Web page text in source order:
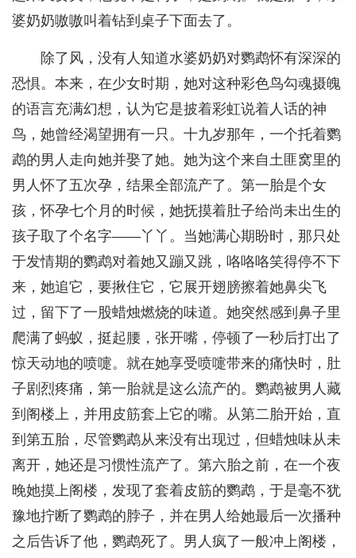
婆奶奶嗷嗷叫着钻到桌子下面去了。
除了风，没有人知道水婆奶奶对鹦鹉怀有深深的
恐惧。本来，在少女时期，她对这种彩色鸟勾魂摄魄
的语言充满幻想，认为它是披着彩虹说着人话的神
鸟，她曾经渴望拥有一只。十九岁那年，一个托着鹦
鹉的男人走向她并娶了她。她为这个来自土匪窝里的
男人怀了五次孕，结果全部流产了。第一胎是个女
孩，怀孕七个月的时候，她抚摸着肚子给尚未出生的
孩子取了个名字——丫丫。当她满心期盼时，那只处
于发情期的鹦鹉对着她又蹦又跳，咯咯咯笑得停不下
来，她追它，要揪住它，它展开翅膀擦着她鼻尖飞
过，留下了一股蜡烛燃烧的味道。她突然感到鼻子里
爬满了蚂蚁，挺起腰，张开嘴，停顿了一秒后打出了
惊天动地的喷嚏。就在她享受喷嚏带来的痛快时，肚
子剧烈疼痛，第一胎就是这么流产的。鹦鹉被男人藏
到阁楼上，并用皮筋套上它的嘴。从第二胎开始，直
到第五胎，尽管鹦鹉从来没有出现过，但蜡烛味从未
离开，她还是习惯性流产了。第六胎之前，在一个夜
晚她摸上阁楼，发现了套着皮筋的鹦鹉，于是毫不犹
豫地拧断了鹦鹉的脖子，并在男人给她最后一次播种
之后告诉了他，鹦鹉死了。男人疯了一般冲上阁楼，